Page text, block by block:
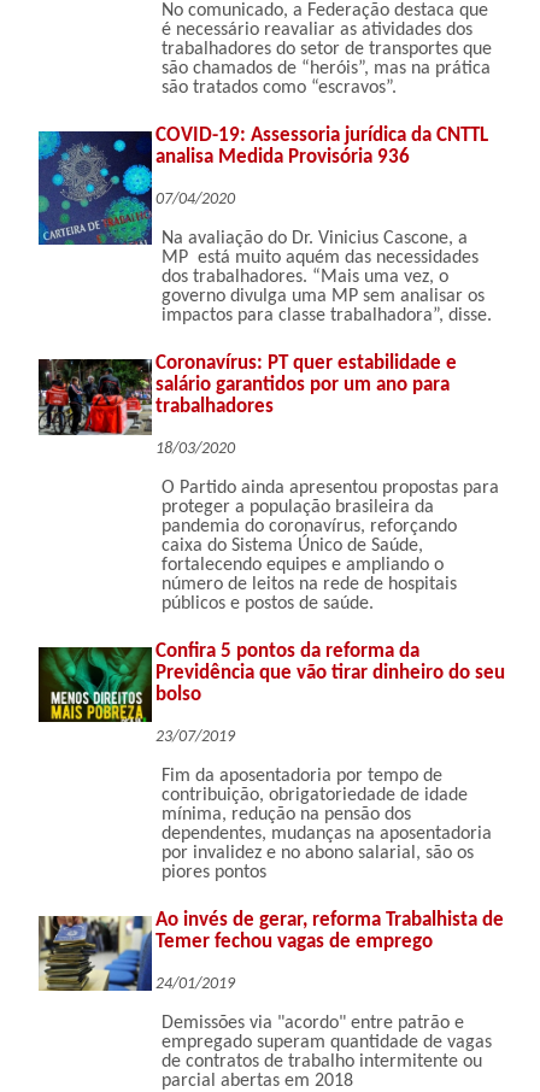
No comunicado, a Federação destaca que
é necessário reavaliar as atividades dos
trabalhadores do setor de transportes que
são chamados de “heróis”, mas na prática
são tratados como “escravos”.
COVID-19: Assessoria jurídica da CNTTL
analisa Medida Provisória 936
07/04/2020
Na avaliação do Dr. Vinicius Cascone, a
MP está muito aquém das necessidades
dos trabalhadores. “Mais uma vez, o
governo divulga uma MP sem analisar os
impactos para classe trabalhadora”, disse.
Coronavírus: PT quer estabilidade e
salário garantidos por um ano para
trabalhadores
18/03/2020
O Partido ainda apresentou propostas para
proteger a população brasileira da
pandemia do coronavírus, reforçando
caixa do Sistema Único de Saúde,
fortalecendo equipes e ampliando o
número de leitos na rede de hospitais
públicos e postos de saúde.
Confira 5 pontos da reforma da
Previdência que vão tirar dinheiro do seu
bolso
23/07/2019
Fim da aposentadoria por tempo de
contribuição, obrigatoriedade de idade
mínima, redução na pensão dos
dependentes, mudanças na aposentadoria
por invalidez e no abono salarial, são os
piores pontos
Ao invés de gerar, reforma Trabalhista de
Temer fechou vagas de emprego
24/01/2019
Demissões via "acordo" entre patrão e
empregado superam quantidade de vagas
de contratos de trabalho intermitente ou
parcial abertas em 2018